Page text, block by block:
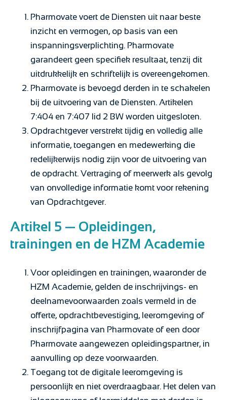
Pharmovate voert de Diensten uit naar beste
inzicht en vermogen, op basis van een
inspanningsverplichting. Pharmovate
garandeert geen specifiek resultaat, tenzij dit
uitdrukkelijk en schriftelijk is overeengekomen.
Pharmovate is bevoegd derden in te schakelen
bij de uitvoering van de Diensten. Artikelen
7:404 en 7:407 lid 2 BW worden uitgesloten.
Opdrachtgever verstrekt tijdig en volledig alle
informatie, toegangen en medewerking die
redelijkerwijs nodig zijn voor de uitvoering van
de opdracht. Vertraging of meerwerk als gevolg
van onvolledige informatie komt voor rekening
van Opdrachtgever.
Artikel 5 — Opleidingen,
trainingen en de HZM Academie
Voor opleidingen en trainingen, waaronder de
HZM Academie, gelden de inschrijvings- en
deelnamevoorwaarden zoals vermeld in de
offerte, opdrachtbevestiging, leeromgeving of
inschrijfpagina van Pharmovate of een door
Pharmovate aangewezen opleidingspartner, in
aanvulling op deze voorwaarden.
Toegang tot de digitale leeromgeving is
persoonlijk en niet overdraagbaar. Het delen van